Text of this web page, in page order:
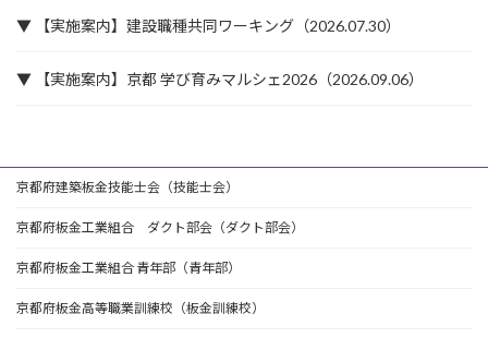
▼ 【実施案内】建設職種共同ワーキング（2026.07.30）
▼ 【実施案内】京都 学び育みマルシェ2026（2026.09.06）
京都府建築板金技能士会（技能士会）
京都府板金工業組合 ダクト部会（ダクト部会）
京都府板金工業組合 青年部（青年部）
京都府板金高等職業訓練校（板金訓練校）